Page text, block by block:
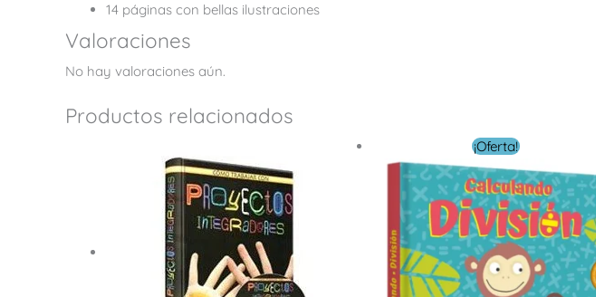
14 páginas con bellas ilustraciones
Valoraciones
No hay valoraciones aún.
Productos relacionados
¡Oferta!
El
precio
original
era:
$ 18.00.
El
precio
actual
es:
$ 5.40.